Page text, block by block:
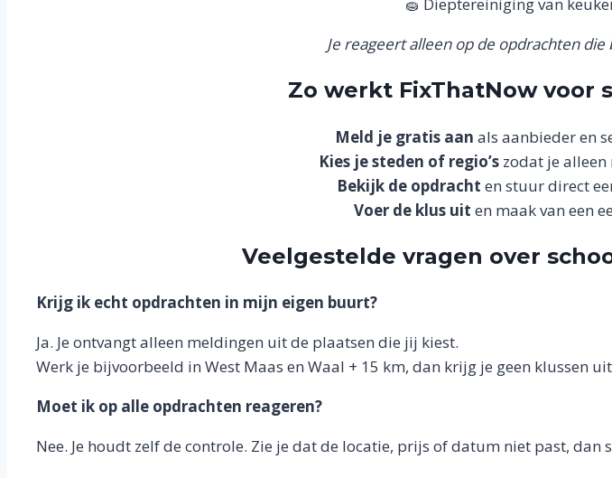
Je reageert alleen op de opdrachten
Zo werkt FixThatNow voor
Meld je gratis aan als aanbieder en
Kies je steden of regio’szodat je alleen
Bekijk de opdracht en stuur direct
Voer de klus uit en maak van een
Veelgestelde vragen over
Krijg ik echt opdrachten in mijn eigen buurt?
Ja. Je ontvangt alleen meldingen uit de plaatsen die jij kiest.
Werk je bijvoorbeeld in West Maas en Waal + 15 km, dan krijg je geen klussen
Moet ik op alle opdrachten reageren?
Nee. Je houdt zelf de controle. Zie je dat de locatie, prijs of datum niet past, dan